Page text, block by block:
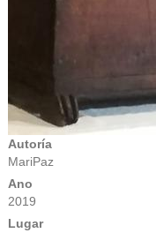
Autoría
MariPaz
Ano
2019
Lugar